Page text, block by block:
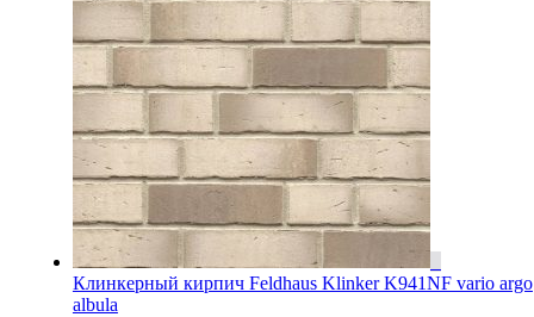
Клинкерный кирпич Feldhaus Klinker K941NF vario argo
albula